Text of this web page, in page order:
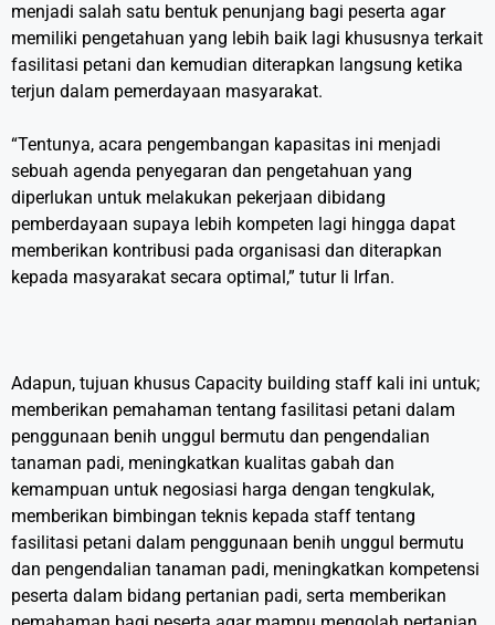
menjadi salah satu bentuk penunjang bagi peserta agar
memiliki pengetahuan yang lebih baik lagi khususnya terkait
fasilitasi petani dan kemudian diterapkan langsung ketika
terjun dalam pemerdayaan masyarakat.
“Tentunya, acara pengembangan kapasitas ini menjadi
sebuah agenda penyegaran dan pengetahuan yang
diperlukan untuk melakukan pekerjaan dibidang
pemberdayaan supaya lebih kompeten lagi hingga dapat
memberikan kontribusi pada organisasi dan diterapkan
kepada masyarakat secara optimal,” tutur Ii Irfan.
Adapun, tujuan khusus Capacity building staff kali ini untuk;
memberikan pemahaman tentang fasilitasi petani dalam
penggunaan benih unggul bermutu dan pengendalian
tanaman padi, meningkatkan kualitas gabah dan
kemampuan untuk negosiasi harga dengan tengkulak,
memberikan bimbingan teknis kepada staff tentang
fasilitasi petani dalam penggunaan benih unggul bermutu
dan pengendalian tanaman padi, meningkatkan kompetensi
peserta dalam bidang pertanian padi, serta memberikan